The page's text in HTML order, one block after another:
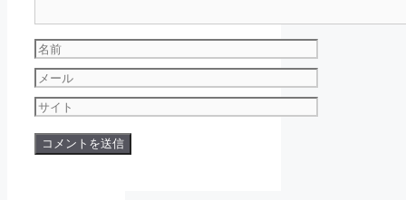
名
前
メ
ー
ル
サ
ト